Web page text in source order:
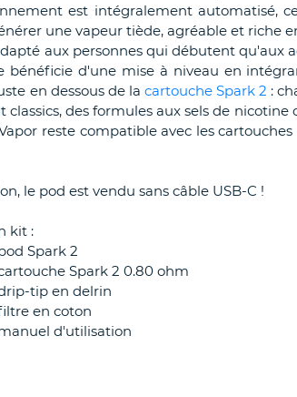
est intégralement automatisé,
une vapeur tiède, agréable et riche
aux personnes qui débutent qu'aux
bénéficie d'une mise à niveau en
en dessous de la cartouche Spark 2 :
classics, des formules aux sels de
reste compatible avec les
le pod est vendu sans câble USB-C !
kit :
Spark 2
Spark 2 0.80 ohm
tip en delrin
en coton
d'utilisation